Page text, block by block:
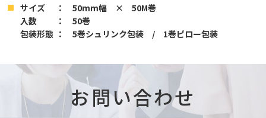
サイズ
： 50mm幅 × 50M巻
入数
： 50巻
包装形態 ： 5巻シュリンク包装 / 1巻ピロー包装
お問い合わせ